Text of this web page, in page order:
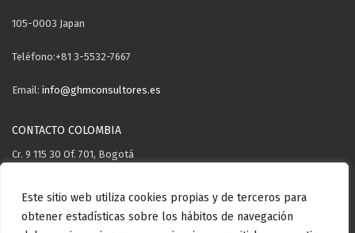
Este sitio web utiliza cookies propias y de terceros para
obtener estadísticas sobre los hábitos de navegación
105-0003 Japan
Teléfono:+81 3-5532-7667
Email: info@ghmconsultores.es
CONTACTO COLOMBIA
Cr. 9 115 30 Of. 701, Bogotá
Email:info@ghmconsultores.es